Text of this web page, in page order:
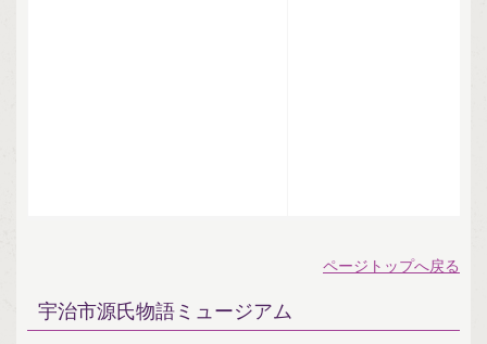
ページトップへ戻る
宇治市源氏物語ミュージアム